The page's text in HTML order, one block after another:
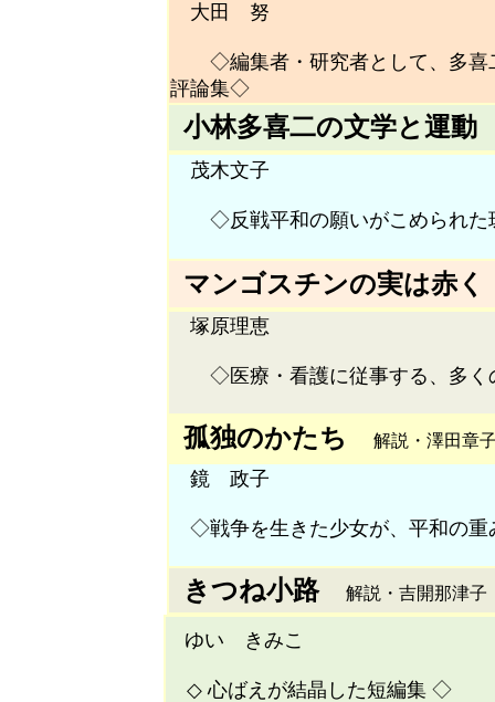
大田 努
◇編集者・研究者として、多喜
評論集◇
小林多喜二の文学と運動
茂木文子
◇反戦平和の願いがこめられた
マンゴスチンの実は赤く
塚原理恵
◇医療・看護に従事する、多く
孤独のかたち 解説・澤田章
鏡 政子
◇戦争を生きた少女が、平和の重
きつね小路 解説・吉開那津
ゆい きみこ
◇ 心ばえが結晶した短編集 ◇